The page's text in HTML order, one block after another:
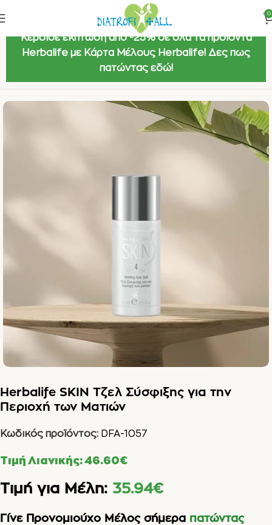
0
Κέρδισε έκπτωση από -25% σε όλα τα προϊόντα
Herbalife με Κάρτα Μέλους Herbalife! Δες πως
πατώντας εδώ!
Herbalife SKIN Τζελ Σύσφιξης για την
Περιοχή των Ματιών
Κωδικός προϊόντος: DFA-1057
Τιμή Λιανικής:46.60€
Τιμή για Μέλη: 35.94€
Γίνε Προνομιούχο Μέλος σήμερα πατώντας